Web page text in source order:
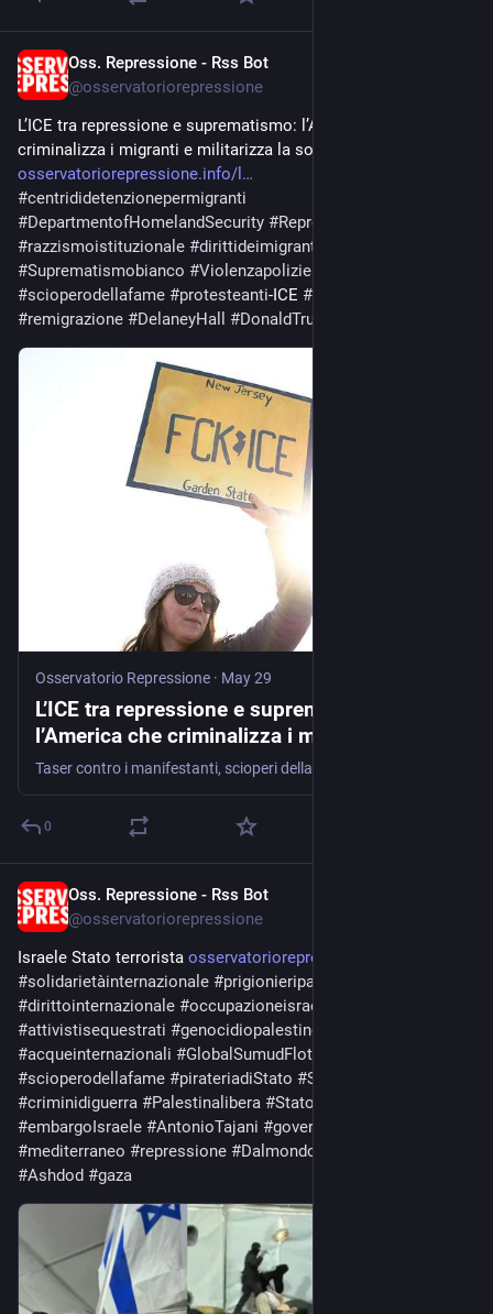
Oss. Repressione - Rss Bot
@osservatoriorepressione
L’ICE tra repressione e suprematismo: l’America che
criminalizza i migranti e militarizza la società
osservatoriorepressione.info/l
#centrididetenzionepermigranti
#DepartmentofHomelandSecurity #Repressionedeldissenso
#razzismoistituzionale #dirittideimigranti
#Suprematismobianco #Violenzapoliziesca
#scioperodellafame #protesteanti-ICE #
#remigrazione #DelaneyHall #DonaldTrump
Osservatorio Repressione · May 29
L’ICE tra repressione e suprematismo:
l’America che criminalizza i migranti e
militarizza la società
0
Oss. Repressione - Rss Bot
@osservatoriorepressione
Israele Stato terrorista osservatoriorepressione.info/i
#solidarietàinternazionale #prigionieripalestinesi
#dirittointernazionale #occupazioneisraeliana
#attivistisequestrati #genocidiopalestinese
#acqueinternazionali #GlobalSumudFlotilla
#scioperodellafame #pirateriadiStato #SanzioniaIsraele
#criminidiguerra #Palestinalibera #Statoterrorista
#embargoIsraele #AntonioTajani #governomeloni
#mediterraneo #repressione #Dalmondo
#Ashdod #gaza